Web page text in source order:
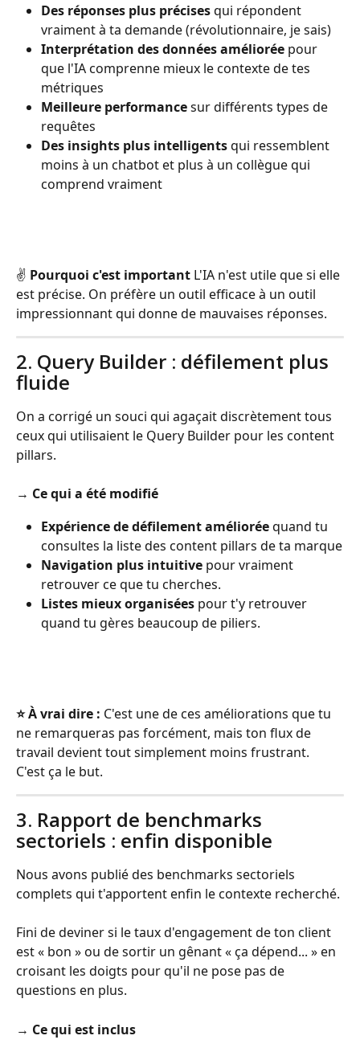
Des réponses plus précises qui répondent
vraiment à ta demande (révolutionnaire, je sais)
Interprétation des données améliorée pour
que l'IA comprenne mieux le contexte de tes
métriques
Meilleure performance sur différents types de
requêtes
Des insights plus intelligents qui ressemblent
moins à un chatbot et plus à un collègue qui
comprend vraiment
✌️ Pourquoi c'est important L'IA n'est utile que si elle
est précise. On préfère un outil efficace à un outil
impressionnant qui donne de mauvaises réponses.
2. Query Builder : défilement plus
fluide
On a corrigé un souci qui agaçait discrètement tous
ceux qui utilisaient le Query Builder pour les content
pillars.
→ Ce qui a été modifié
Expérience de défilement améliorée quand tu
consultes la liste des content pillars de ta marque
Navigation plus intuitive pour vraiment
retrouver ce que tu cherches.
Listes mieux organisées pour t'y retrouver
quand tu gères beaucoup de piliers.
⭐️ À vrai dire : C'est une de ces améliorations que tu
ne remarqueras pas forcément, mais ton flux de
travail devient tout simplement moins frustrant.
C'est ça le but.
3. Rapport de benchmarks
sectoriels : enfin disponible
Nous avons publié des benchmarks sectoriels
complets qui t'apportent enfin le contexte recherché.
Fini de deviner si le taux d'engagement de ton client
est « bon » ou de sortir un gênant « ça dépend... » en
croisant les doigts pour qu'il ne pose pas de
questions en plus.
→ Ce qui est inclus